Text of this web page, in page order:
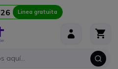
Linea gratuita